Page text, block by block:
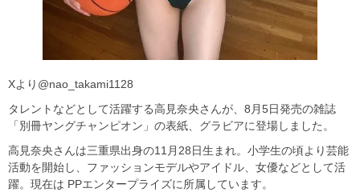
Xより@nao_takami1128
タレントなどとして活躍する高見奈央さんが、8月5日発売の雑誌
「別冊ヤングチャンピオン」の表紙、グラビアに登場しました。
高見奈央さんは三重県出身の11月28日生まれ。小学生の頃より芸能
活動を開始し、ファッションモデルやアイドル、女優などとして活
躍。現在は PPエンタープライズに所属しています。